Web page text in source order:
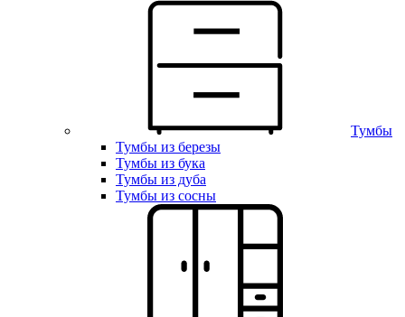
Тумбы
Тумбы из березы
Тумбы из бука
Тумбы из дуба
Тумбы из сосны